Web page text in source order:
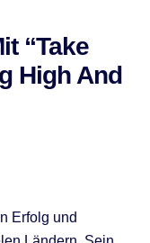
“Take
High And
Erfolg und